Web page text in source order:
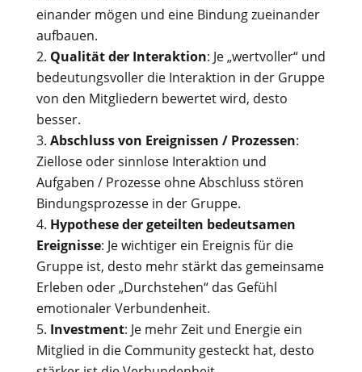
einander mögen und eine Bindung zueinander
aufbauen.
Qualität der Interaktion: Je „wertvoller“ und
bedeutungsvoller die Interaktion in der Gruppe
von den Mitgliedern bewertet wird, desto
besser.
Abschluss von Ereignissen / Prozessen:
Ziellose oder sinnlose Interaktion und
Aufgaben / Prozesse ohne Abschluss stören
Bindungsprozesse in der Gruppe.
Hypothese der geteilten bedeutsamen
Ereignisse: Je wichtiger ein Ereignis für die
Gruppe ist, desto mehr stärkt das gemeinsame
Erleben oder „Durchstehen“ das Gefühl
emotionaler Verbundenheit.
Investment: Je mehr Zeit und Energie ein
Mitglied in die Community gesteckt hat, desto